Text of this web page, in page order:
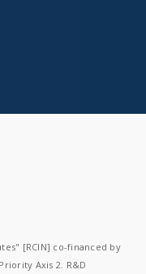
[RCIN] co-financed by
Axis 2. R&D